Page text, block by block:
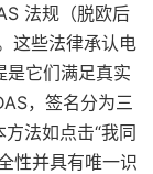
法规（脱欧后
这些法律承认电
是它们满足真实
，签名分为三
法如点击“我同
性并具有唯一识